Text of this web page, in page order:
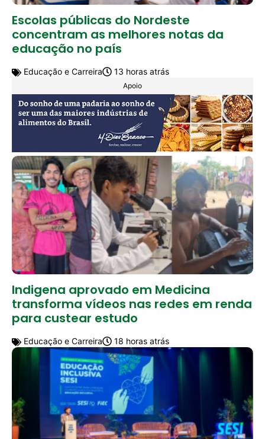
Escolas públicas do Nordeste
concentram as melhores notas da
educação no país
Educação e Carreira 13 horas atrás
Apoio
Indigena aprovado em Medicina
transforma vídeos nas redes em renda
para custear estudo
Educação e Carreira 18 horas atrás